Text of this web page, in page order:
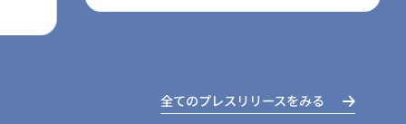
全てのプレスリリースをみる